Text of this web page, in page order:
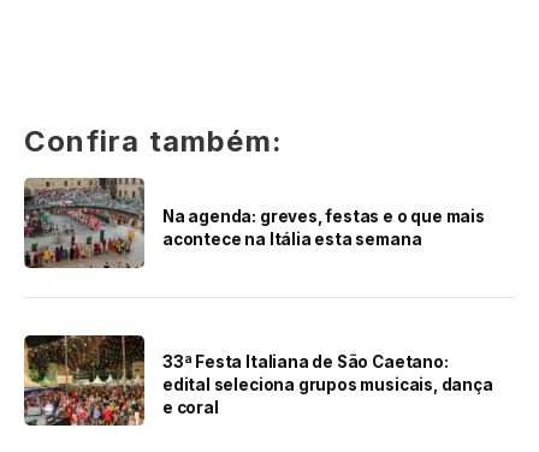
Confira também:
Na agenda: greves, festas e o que mais
acontece na Itália esta semana
33ª Festa Italiana de São Caetano:
edital seleciona grupos musicais, dança
e coral